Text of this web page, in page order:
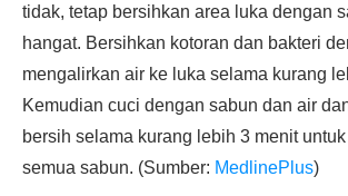
tidak, tetap bersihkan area luka dengan
hangat. Bersihkan kotoran dan bakteri
mengalirkan air ke luka selama kurang
Kemudian cuci dengan sabun dan air
bersih selama kurang lebih 3 menit
semua sabun. (Sumber: MedlinePlus)